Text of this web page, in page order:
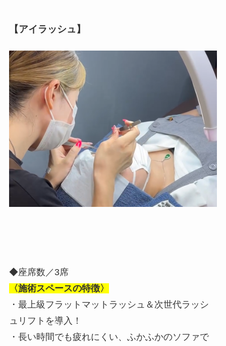
【アイラッシュ】
◆座席数／3席
〈施術スペースの特徴〉
・最上級フラットマットラッシュ＆次世代ラッシ
ュリフトを導入！
・長い時間でも疲れにくい、ふかふかのソファで